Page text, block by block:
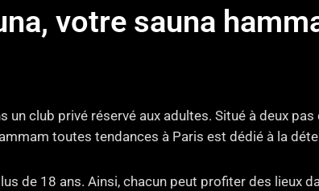
votre sauna
club privé réservé aux adultes. Situé à deux
toutes tendances à Paris est dédié à la
de 18 ans. Ainsi, chacun peut profiter des lieux